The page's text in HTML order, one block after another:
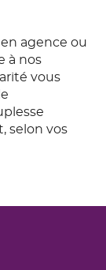
agence ou
à nos
vous
selon vos